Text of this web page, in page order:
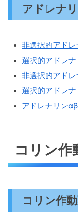
アドレナ
非選択的アド
選択的アドレ
非選択的アド
選択的アドレ
アドレナリン
コリン作
コリン作